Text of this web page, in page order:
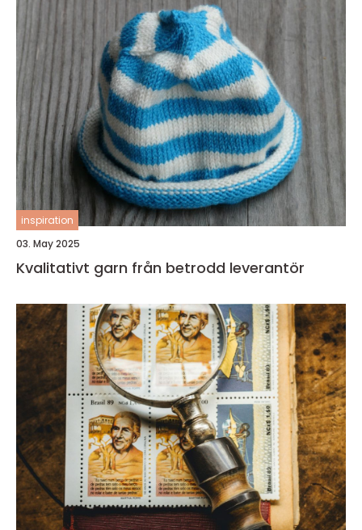
inspiration
03. May 2025
Kvalitativt garn från betrodd leverantör